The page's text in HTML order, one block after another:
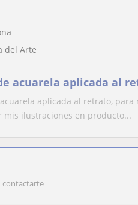
del Arte
acuarela aplicada al
acuarela aplicada al retrato,
mis ilustraciones en producto...
contactarte